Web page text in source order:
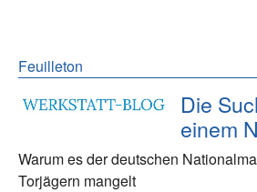
Feuilleton
Die
einem
Warum es der deutschen
Torjägern mangelt